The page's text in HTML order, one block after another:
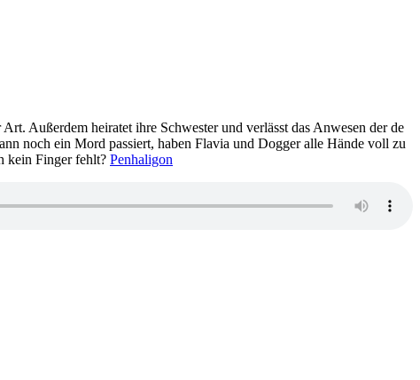
Außerdem heiratet ihre Schwester und verlässt das Anwesen der de
noch ein Mord passiert, haben Flavia und Dogger alle Hände voll zu
kein Finger fehlt? Penhaligon